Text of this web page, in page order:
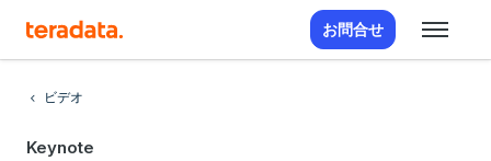
お問合せ
ビデオ
Keynote